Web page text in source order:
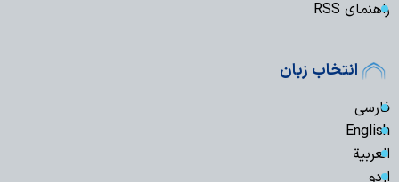
راهنمای RSS
انتخاب زبان
فارسی
English
العربیة
اردو